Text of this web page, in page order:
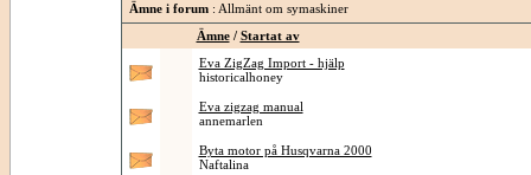
Ämne i forum: Allmänt om symaskiner
Ämne/ Startat av
Eva ZigZag Import - hjälp
historicalhoney
Eva zigzag manual
annemarlen
Byta motor på Husqvarna 2000
Naftalina